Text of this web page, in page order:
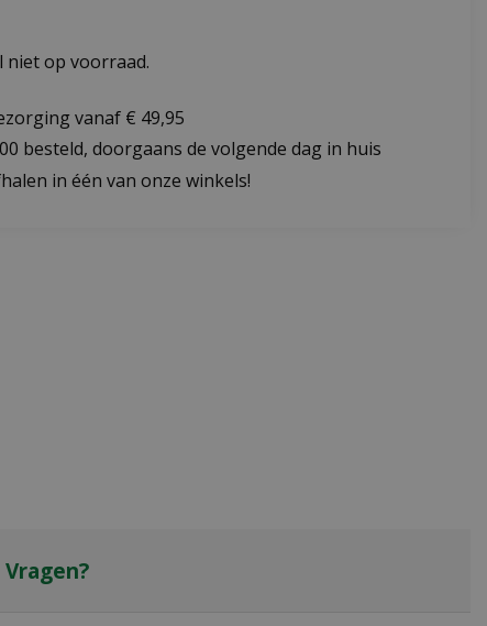
niet op voorraad.
vanaf € 49,95
besteld, doorgaans de volgende dag in huis
in één van onze winkels!
Vragen?